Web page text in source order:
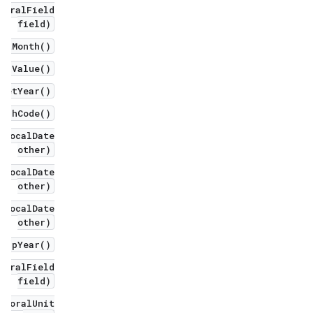
field)
other)
other)
other)
field)